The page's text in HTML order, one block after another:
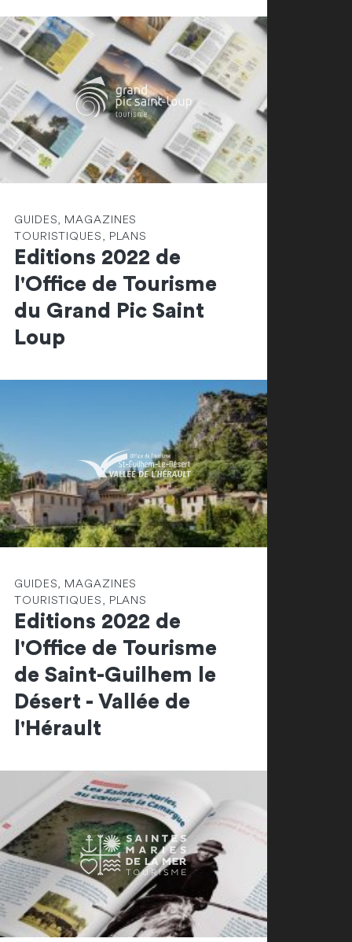
GUIDES, MAGAZINES
TOURISTIQUES, PLANS
Editions 2022 de
l'Office de Tourisme
du Grand Pic Saint
Loup
GUIDES, MAGAZINES
TOURISTIQUES, PLANS
Editions 2022 de
l'Office de Tourisme
de Saint-Guilhem le
Désert - Vallée de
l'Hérault